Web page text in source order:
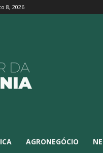
8, 2026
AGRONEGÓCIO